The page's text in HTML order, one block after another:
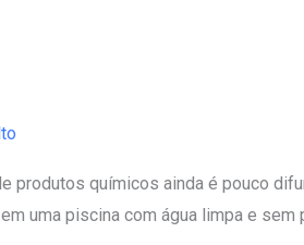
produtos químicos ainda é pouco
uma piscina com água limpa e